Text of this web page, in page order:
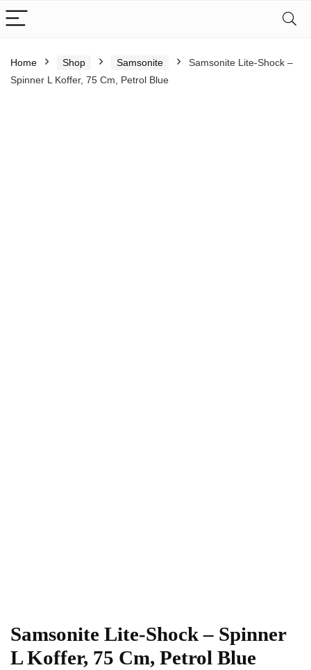
Home Shop Samsonite
Samsonite Lite-Shock –
Spinner L Koffer, 75 Cm, Petrol Blue
Samsonite Lite-Shock – Spinner
L Koffer, 75 Cm, Petrol Blue